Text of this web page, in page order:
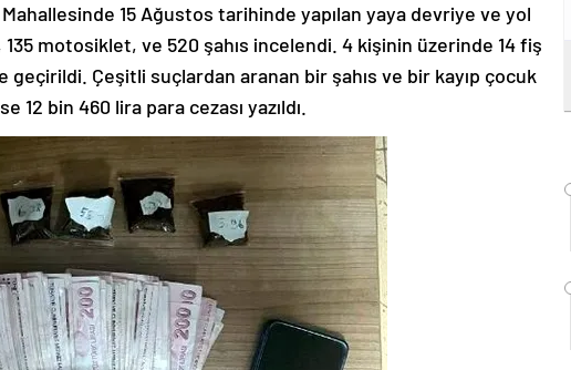
15 Ağustos tarihinde yapılan yaya devriye ve yol
135 motosiklet, ve 520 şahıs incelendi. 4 kişinin üzerinde 14 fiş
geçirildi. Çeşitli suçlardan aranan bir şahıs ve bir kayıp çocuk
bin 460 lira para cezası yazıldı.